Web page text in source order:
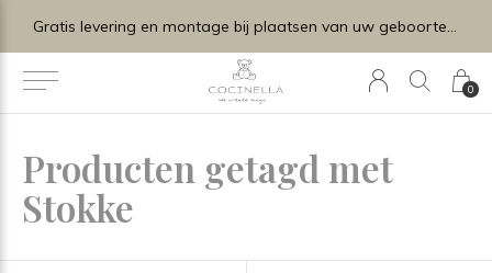
0
Gratis levering en montage bij plaatsen van uw geboortelijstje.
Producten getagd met
Stokke